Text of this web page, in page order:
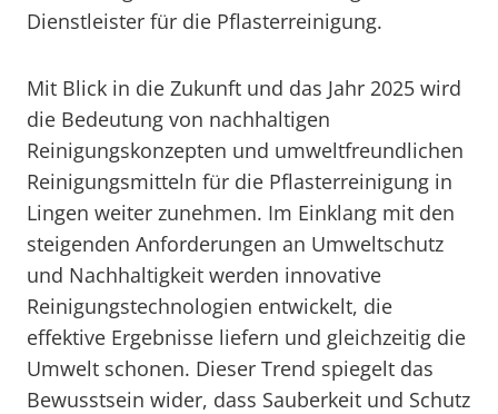
Dienstleister für die Pflasterreinigung.
Mit Blick in die Zukunft und das Jahr 2025 wird
die Bedeutung von nachhaltigen
Reinigungskonzepten und umweltfreundlichen
Reinigungsmitteln für die Pflasterreinigung in
Lingen weiter zunehmen. Im Einklang mit den
steigenden Anforderungen an Umweltschutz
und Nachhaltigkeit werden innovative
Reinigungstechnologien entwickelt, die
effektive Ergebnisse liefern und gleichzeitig die
Umwelt schonen. Dieser Trend spiegelt das
Bewusstsein wider, dass Sauberkeit und Schutz